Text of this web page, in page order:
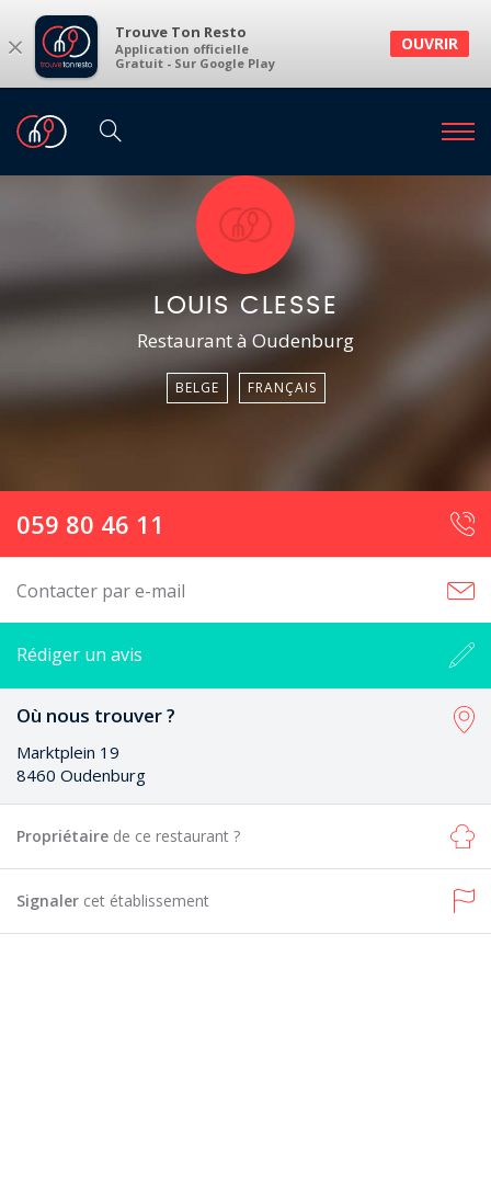
× Trouve Ton Resto
Application officielle
Gratuit - Sur Google Play
OUVRIR
LOUIS CLESSE
Restaurant à Oudenburg
BELGE FRANÇAIS
059 80 46 11
Contacter par e-mail
Rédiger un avis
Où nous trouver ?
Marktplein 19
8460 Oudenburg
Propriétaire de ce restaurant ?
Signaler cet établissement